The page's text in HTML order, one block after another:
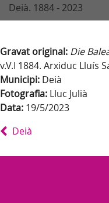
Deià. 1884 - 2023
Gravat original: Die
v.V.I 1884. Arxiduc Lluís
Municipi: Deià
Fotografia: Lluc Julià
Data: 19/5/2023
Deià